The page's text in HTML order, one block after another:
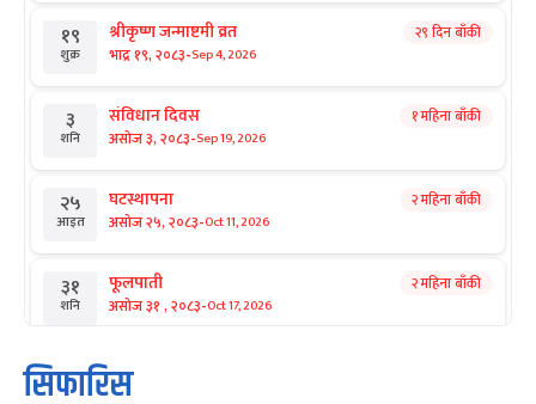
१९
शुक्र
श्रीकृष्ण जन्माष्टमी व्रत
भाद्र १९, २०८३-Sep 4, 2026
२९ दिन बाँकी
३
शनि
संविधान दिवस
असोज ३, २०८३-Sep 19, 2026
१ महिना बाँकी
२५
आइत
घटस्थापना
असोज २५, २०८३-Oct 11, 2026
२ महिना बाँकी
३१
शनि
फूलपाती
असोज ३१ , २०८३-Oct 17, 2026
२ महिना बाँकी
१
आइत
कार्तिक सङ्क्रान्ति
कार्तिक १, २०८३
सिफारिस